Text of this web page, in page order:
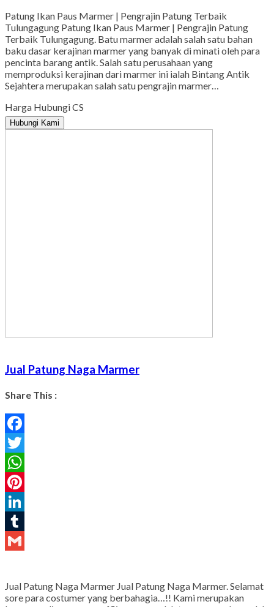
Patung Ikan Paus Marmer | Pengrajin Patung Terbaik
Tulungagung Patung Ikan Paus Marmer | Pengrajin Patung
Terbaik Tulungagung. Batu marmer adalah salah satu bahan
baku dasar kerajinan marmer yang banyak di minati oleh para
pencinta barang antik. Salah satu perusahaan yang
memproduksi kerajinan dari marmer ini ialah Bintang Antik
Sejahtera merupakan salah satu pengrajin marmer…
Harga Hubungi CS
Hubungi Kami
Jual Patung Naga Marmer
Share This :
Facebook
Twitter
WhatsApp
Pinterest
LinkedIn
Tumblr
Jual Patung Naga Marmer Jual Patung Naga Marmer. Selamat
sore para costumer yang berbahagia…!! Kami merupakan